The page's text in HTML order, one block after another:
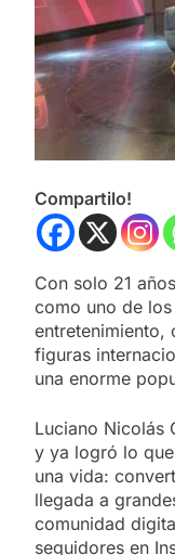
Compartilo!
Con solo 21
como uno de
entretenimiento,
figuras
una enorme
Luciano Nicolás
y ya logró lo
una vida:
llegada a
comunidad
seguidores en